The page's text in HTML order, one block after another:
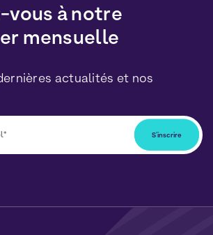
vous à notre
mensuelle
actualités et nos
conformément à notre
et deCookies